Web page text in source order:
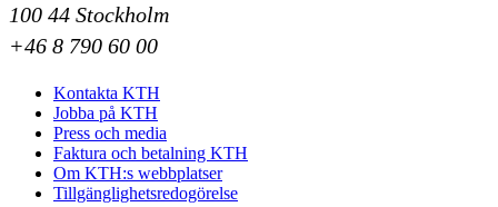
100 44 Stockholm
+46 8 790 60 00
Kontakta KTH
Jobba på KTH
Press och media
Faktura och betalning KTH
Om KTH:s webbplatser
Tillgänglighetsredogörelse